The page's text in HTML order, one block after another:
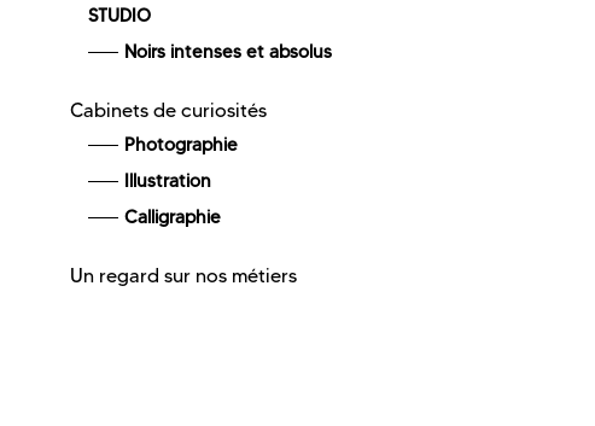
STUDIO
Noirs intenses et absolus
Cabinets de curiosités
Photographie
Illustration
Calligraphie
Un regard sur nos métiers